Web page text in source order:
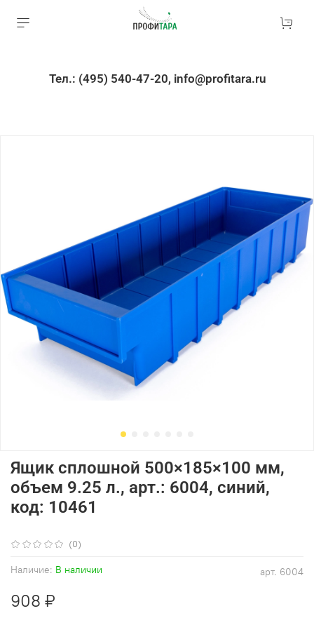
Тел.: (495) 540-47-20, info@profitara.ru
(0)
арт. 6004
Наличие: В наличии
Ящик сплошной 500×185×100 мм,
объем 9.25 л., арт.: 6004, синий,
код: 10461
908 ₽